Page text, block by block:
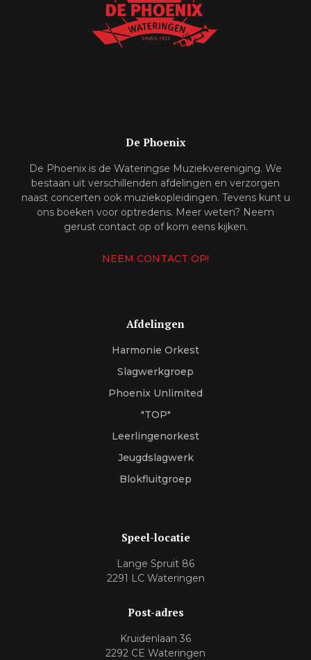
De Phoenix
De Phoenix is de Wateringse Muziekvereniging. We
bestaan uit verschillenden afdelingen en verzorgen
naast concerten ook muziekopleidingen. Tevens kunt u
ons boeken voor optredens. Meer weten? Neem
gerust contact op of kom eens kijken.
NEEM CONTACT OP!
Afdelingen
Harmonie Orkest
Slagwerkgroep
Phoenix Unlimited
"TOP"
Leerlingenorkest
Jeugdslagwerk
Blokfluitgroep
Speel-locatie
Lange Spruit 86
2291 LC Wateringen
Post-adres
Kruidenlaan 36
2292 CE Wateringen